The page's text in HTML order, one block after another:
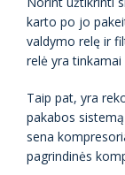
karto po jo
valdymo relę ir
relė yra tinkamai
Taip pat, yra
pakabos
sena
pagrindinės